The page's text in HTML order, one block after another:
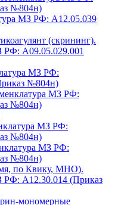
№804н)
МЗ РФ: A12.05.039
(скрининг).
A09.05.029.001
МЗ РФ:
№804н)
МЗ РФ:
№804н)
МЗ РФ:
№804н)
МЗ РФ:
№804н)
по Квику, МНО).
РФ: A12.30.014 (Приказ
мономерные